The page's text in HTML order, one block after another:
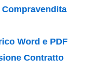
Word e PDF
Contratto